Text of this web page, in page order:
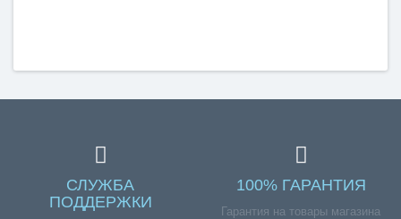
СЛУЖБА
ПОДДЕРЖКИ
100% ГАРАНТИЯ
Гарантия на товары магазина